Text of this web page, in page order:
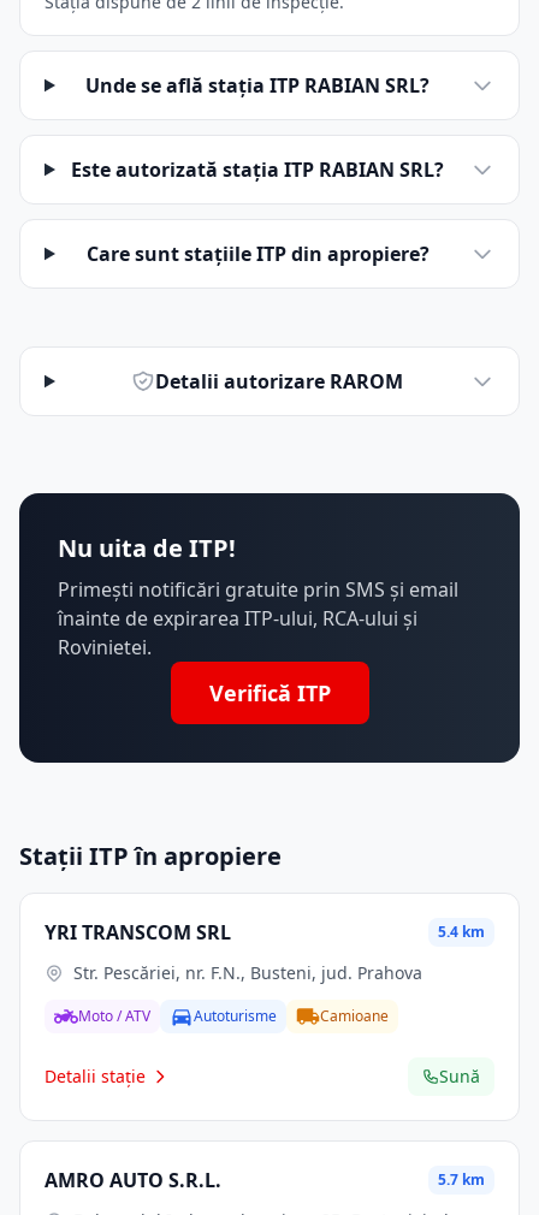
Unde se află stația ITP RABIAN SRL?
Este autorizată stația ITP RABIAN SRL?
Care sunt stațiile ITP din apropiere?
Detalii autorizare RAROM
Nu uita de ITP!
Primești notificări gratuite prin SMS și email
înainte de expirarea ITP-ului, RCA-ului și
Rovinietei.
Verifică ITP
Stații ITP în apropiere
YRI TRANSCOM SRL 5.4 km
Str. Pescăriei, nr. F.N., Busteni, jud. Prahova
Moto / ATV Autoturisme Camioane
Detalii stație Sună
AMRO AUTO S.R.L. 5.7 km